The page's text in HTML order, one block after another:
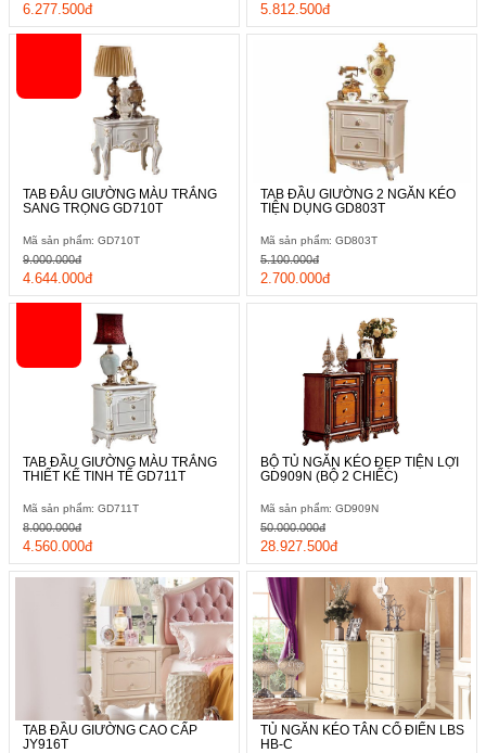
6.277.500đ 5.812.500đ
TAB ĐÂU GIƯỜNG MÀU TRẮNG
SANG TRỌNG GD710T
Mã sản phẩm: GD710T
4.644.000đ
9.000.000đ
TAB ĐẦU GIƯỜNG 2 NGĂN KÉO
TIỆN DỤNG GD803T
Mã sản phẩm: GD803T
2.700.000đ
5.100.000đ
TAB ĐẦU GIƯỜNG MÀU TRẮNG
THIẾT KẾ TINH TẾ GD711T
Mã sản phẩm: GD711T
4.560.000đ
8.000.000đ
BỘ TỦ NGĂN KÉO ĐẸP TIỆN LỢI
GD909N (BỘ 2 CHIẾC)
Mã sản phẩm: GD909N
28.927.500đ
50.000.000đ
TAB ĐẦU GIƯỜNG CAO CẤP
JY916T
TỦ NGĂN KÉO TÂN CỔ ĐIỂN LBS
HB-C